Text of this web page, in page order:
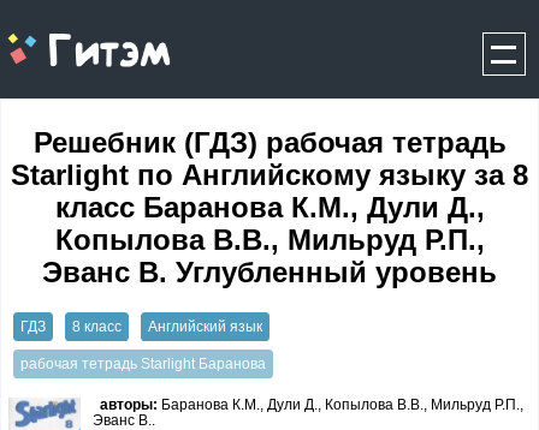
gitem.me
Решебник (ГДЗ) рабочая тетрадь
Starlight по Английскому языку за 8
класс Баранова К.М., Дули Д.,
Копылова В.В., Мильруд Р.П.,
Эванс В. Углубленный уровень
ГДЗ 8 класс Английский язык
рабочая тетрадь Starlight Баранова
авторы: Баранова К.М., Дули Д., Копылова В.В., Мильруд Р.П.,
Эванс В..